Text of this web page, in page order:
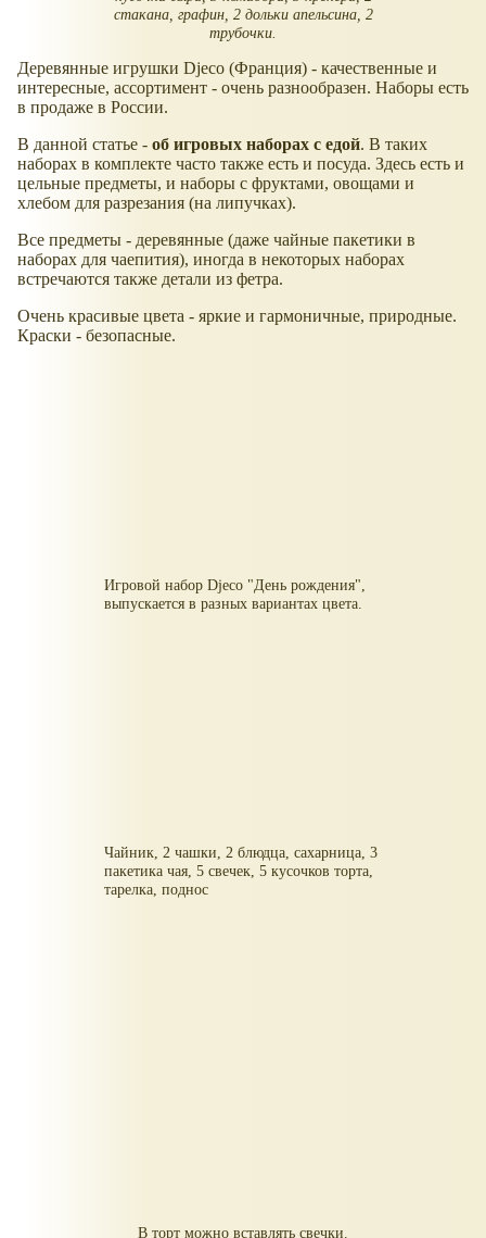
стакана, графин, 2 дольки апельсина, 2
трубочки.
Деревянные игрушки Djeco (Франция) - качественные и
интересные, ассортимент - очень разнообразен. Наборы есть
в продаже в России.
В данной статье - об игровых наборах с едой. В таких
наборах в комплекте часто также есть и посуда. Здесь есть и
цельные предметы, и наборы с фруктами, овощами и
хлебом для разрезания (на липучках).
Все предметы - деревянные (даже чайные пакетики в
наборах для чаепития), иногда в некоторых наборах
встречаются также детали из фетра.
Очень красивые цвета - яркие и гармоничные, природные.
Краски - безопасные.
Игровой набор Djeco "День рождения",
выпускается в разных вариантах цвета.
Чайник, 2 чашки, 2 блюдца, сахарница, 3
пакетика чая, 5 свечек, 5 кусочков торта,
тарелка, поднос
В торт можно вставлять свечки.